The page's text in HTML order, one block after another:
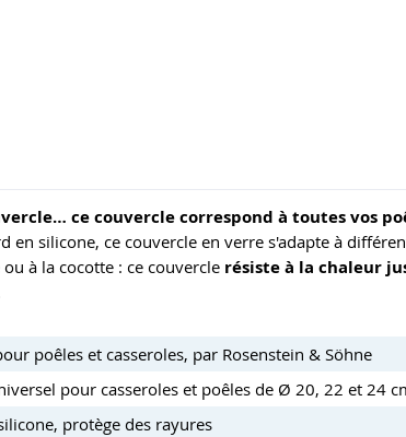
ce couvercle correspond à toutes vos
en silicone, ce couvercle en verre s'adapte à
à la cocotte : ce couvercle résiste à la chaleur
poêles et casseroles, par Rosenstein & Söhne
pour casseroles et poêles de Ø 20, 22 et 24
protège des rayures